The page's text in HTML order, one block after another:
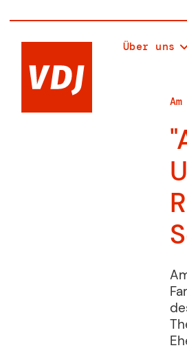
Über uns
Am